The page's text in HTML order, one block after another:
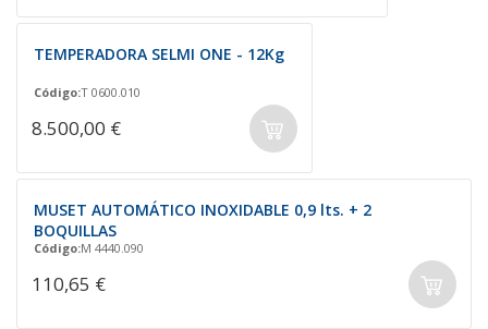
TEMPERADORA SELMI ONE - 12Kg
Código:T 0600.010
8.500,00 €
MUSET AUTOMÁTICO INOXIDABLE 0,9 lts. + 2
BOQUILLAS
Código:M 4440.090
110,65 €